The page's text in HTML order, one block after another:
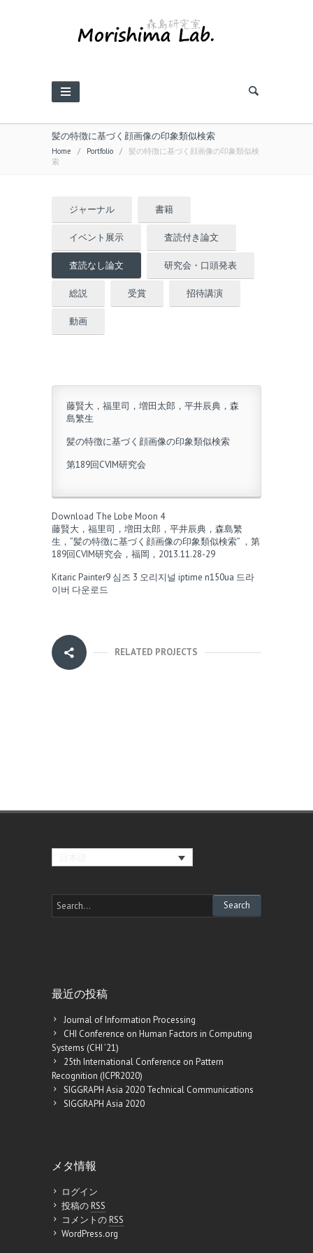
髪の特徴に基づく顔画像の印象類似検索
Home / Portfolio / 髪の特徴に基づく顔画像の印象類似検
索
ジャーナル 書籍
イベント展示 査読付き論文
査読なし論文 研究会・口頭発表
総説 受賞 招待講演
動画
藤賢大，福里司，増田太郎，平井辰典，森
島繁生
髪の特徴に基づく顔画像の印象類似検索
第189回CVIM研究会
Download The Lobe Moon 4
藤賢大，福里司，増田太郎，平井辰典，森島繁
生，”髪の特徴に基づく顔画像の印象類似検索” ，第
189回CVIM研究会，福岡，2013.11.28-29
KitaricPainter9 심즈 3 오리지널 iptime n150ua 드라
이버 다운로드
RELATED PROJECTS
最近の投稿
Journal of Information Processing
CHI Conference on Human Factors in Computing
Systems (CHI ’21)
25th International Conference on Pattern
Recognition (ICPR2020)
SIGGRAPH Asia 2020 Technical Communications
SIGGRAPH Asia 2020
メタ情報
ログイン
投稿のRSS
コメントのRSS
WordPress.org